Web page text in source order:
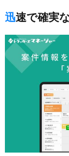
迅速で確実